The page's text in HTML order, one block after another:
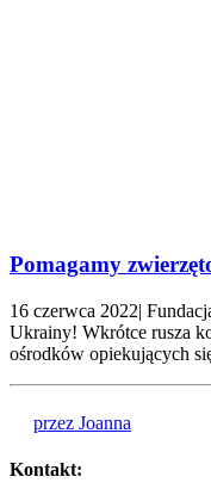
Pomagamy
16 czerwca 2022|
Ukrainy! Wkrótce rusza
ośrodków opiekujących
przez Joanna
Kontakt: